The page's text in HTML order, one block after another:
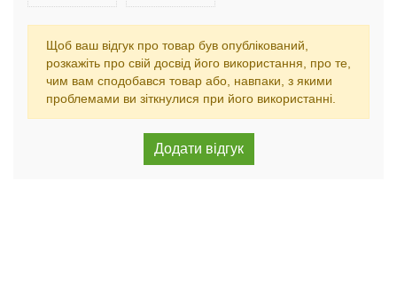
Щоб ваш відгук про товар був опублікований,
розкажіть про свій досвід його використання, про те,
чим вам сподобався товар або, навпаки, з якими
проблемами ви зіткнулися при його використанні.